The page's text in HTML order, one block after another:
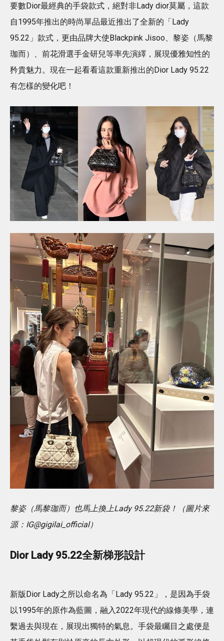
要數Dior最經典的手袋款式，絕對非Lady dior莫屬，這款
自1995年推出的時尚單品最近推出了全新的「Lady
95.22」款式，更由品牌大使Blackpink Jisoo、黎姿（馬黎
珈而）、前花滑選手金研兒等率先演繹，展現優雅知性的
矜貴魅力。現在一起看看這款重新推出的Dior Lady 95.22
有怎樣的變化吧！
黎姿（馬黎珈而）也馬上換上Lady 95.22新袋！（圖片來
源：IG@gigilai_official）
Dior Lady 95.22全新梯形設計
新版Dior Lady之所以命名為「Lady 95.22」，是因為手袋
以1995年的原作為藍圖，融入2022年現代的線條美學，連
繫過去與現在，展現出獨特的氣息。手袋最矚目之處便是